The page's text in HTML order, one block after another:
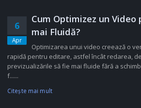
6
Apr
Cum Optimizez un
mai Fluidă?
Optimizarea unui video creează o
rapidă pentru editare, astfel încât redarea,
previzualizările să fie mai fluide fără a
f......
Citeşte mai mult